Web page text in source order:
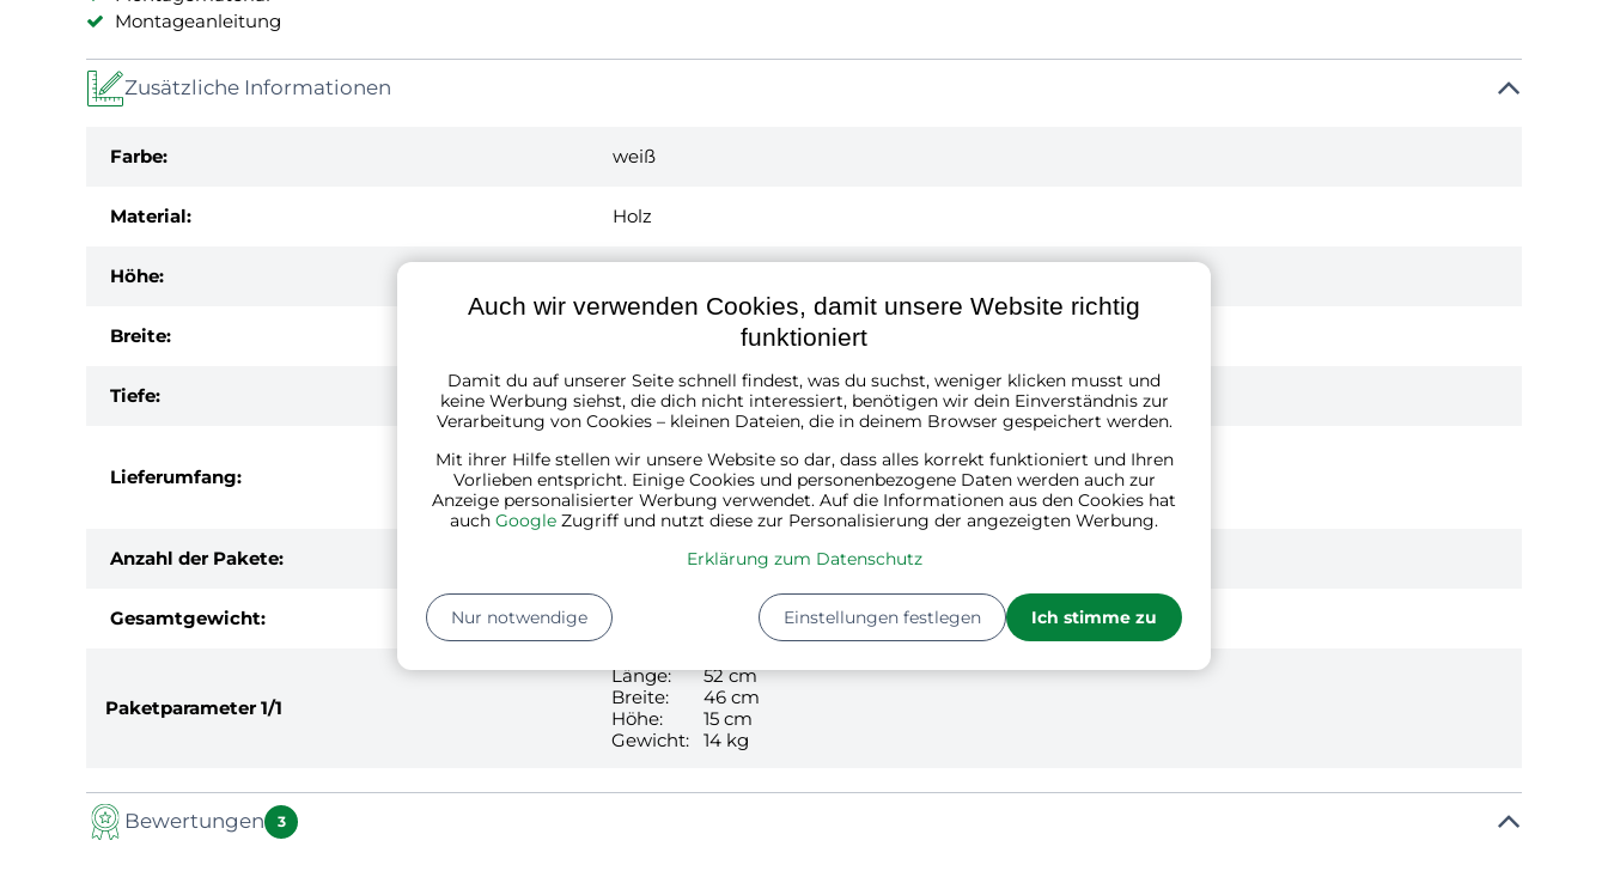
Montageanleitung
Zusätzliche Informationen
Farbe: weiß
Material: Holz
Höhe:
Breite:
Tiefe: 28 cm
Lieferumfang:
1 x Set aus 2 Nachttischen Casaria®
Montagematerial
Montageanleitung
Anzahl der Pakete:
Gesamtgewicht:
Paketparameter 1/1
Länge:
52 cm
Breite:
46 cm
Höhe:
15 cm
Gewicht:
14 kg
Bewertungen 3
Auch wir verwenden Cookies, damit unsere Website richtig
funktioniert
Damit du auf unserer Seite schnell findest, was du suchst, weniger klicken musst und
keine Werbung siehst, die dich nicht interessiert, benötigen wir dein Einverständnis zur
Verarbeitung von Cookies – kleinen Dateien, die in deinem Browser gespeichert werden.
Mit ihrer Hilfe stellen wir unsere Website so dar, dass alles korrekt funktioniert und Ihren
Vorlieben entspricht. Einige Cookies und personenbezogene Daten werden auch zur
Anzeige personalisierter Werbung verwendet. Auf die Informationen aus den Cookies hat
auch Google Zugriff und nutzt diese zur Personalisierung der angezeigten Werbung.
Erklärung zum Datenschutz
Einstellungen festlegen Ich stimme zu
Nur notwendige